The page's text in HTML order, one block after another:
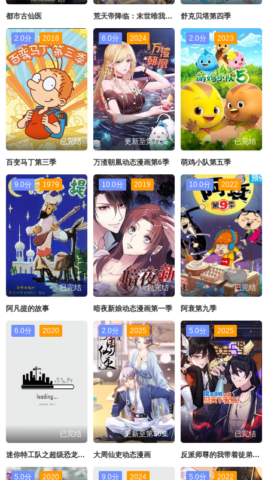
都市古仙医 荒天帝降临：末世唯我独尊动态漫画 舒克贝塔第四季
2.0分 2018
已完结
百变马丁第三季
6.0分 2024
更新至第77集
万渣朝凰动态漫画第6季
2.0分 2023
已完结
萌鸡小队第五季
9.0分 1979
已完结
阿凡提的故事
10.0分 2019
已完结
暗夜新娘动态漫画第一季
10.0分 2022
已完结
阿衰第九季
6.0分 2020
已完结
迷你特工队之超级恐龙力量2
2.0分 2025
更新至第36集
大周仙吏动态漫画
5.0分 2025
已完结
反派师尊的我带着徒弟们天下无敌动态漫画
5.0分 2020 9.0分 2024 5.0分 2022